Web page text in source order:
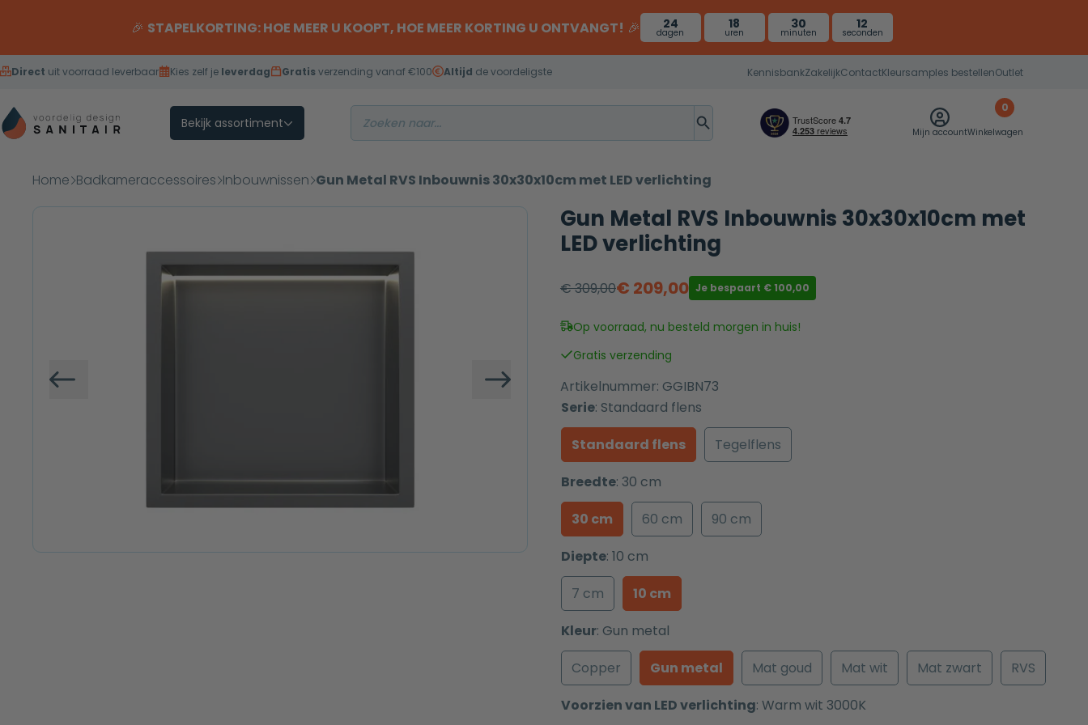
🎉 STAPELKORTING: HOE MEER U KOOPT, HOE MEER KORTING U ONTVANGT! 🎉 24
dagen
18
uren
30
minuten
11
seconden
Direct uit voorraad leverbaar Kies zelf je leverdag Gratisverzending vanaf €100 Altijd de voordeligste KennisbankZakelijkContactKleursamples bestellenOutlet
Bekijk assortiment
Mijn account
0
Winkelwagen
Home Badkameraccessoires Inbouwnissen Gun Metal RVS Inbouwnis 30x30x10cm met LED verlichting
Vorige Volgende
Gun Metal RVS Inbouwnis 30x30x10cm met
LED verlichting
€309,00
Oorspronkelijke
prijs
was:
€ 309,00.
€ 209,00
Huidige
prijs
is:
€ 209,00.
Je bespaart €100,00
Op voorraad, nu besteld morgen in huis!
Gratis verzending
Artikelnummer: GGIBN73
Serie: Standaard flens
Standaard flens
Tegelflens
Breedte: 30 cm
30 cm
60 cm
90 cm
Diepte: 10 cm
7 cm
10 cm
Kleur: Gun metal
Copper
Gun metal Mat goud Mat wit Mat zwart
RVS
Voorzien van LED verlichting: Warm wit 3000K